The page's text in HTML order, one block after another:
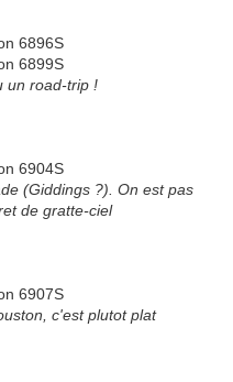
un road-trip !
(Giddings ?). On est pas
de gratte-ciel
c'est plutot plat